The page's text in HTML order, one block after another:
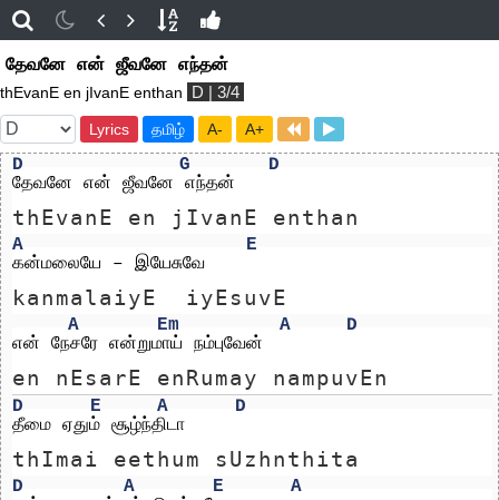
தேவனே என் ஜீவனே எந்தன்
thEvanE en jIvanE enthan D | 3/4
Lyrics தமிழ் A- A+
D G
D
தேவனே என் ஜீவனே எந்தன்
thEvanE en jIvanE enthan
A
E
கன்மலையே – இயேசுவே
kanmalaiyE  iyEsuvE
A Em A
D
என் நேசரே என்றுமாய் நம்புவேன்
en nEsarE enRumay nampuvEn
D E A
D
தீமை ஏதும் சூழ்ந்திடா
thImai eethum sUzhnthita
D A E
A